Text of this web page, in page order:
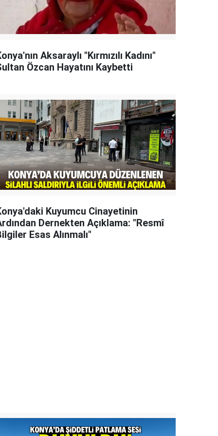
Aksaraylı "Kırmızılı Kadını"
Özcan Hayatını Kaybetti
Kuyumcu Cinayetinin
Dernekten Açıklama: "Resmî
Esas Alınmalı"